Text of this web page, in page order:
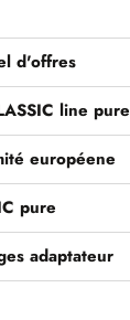
d'offres
line pure
européene
pure
adaptateur